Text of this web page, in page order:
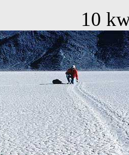
10